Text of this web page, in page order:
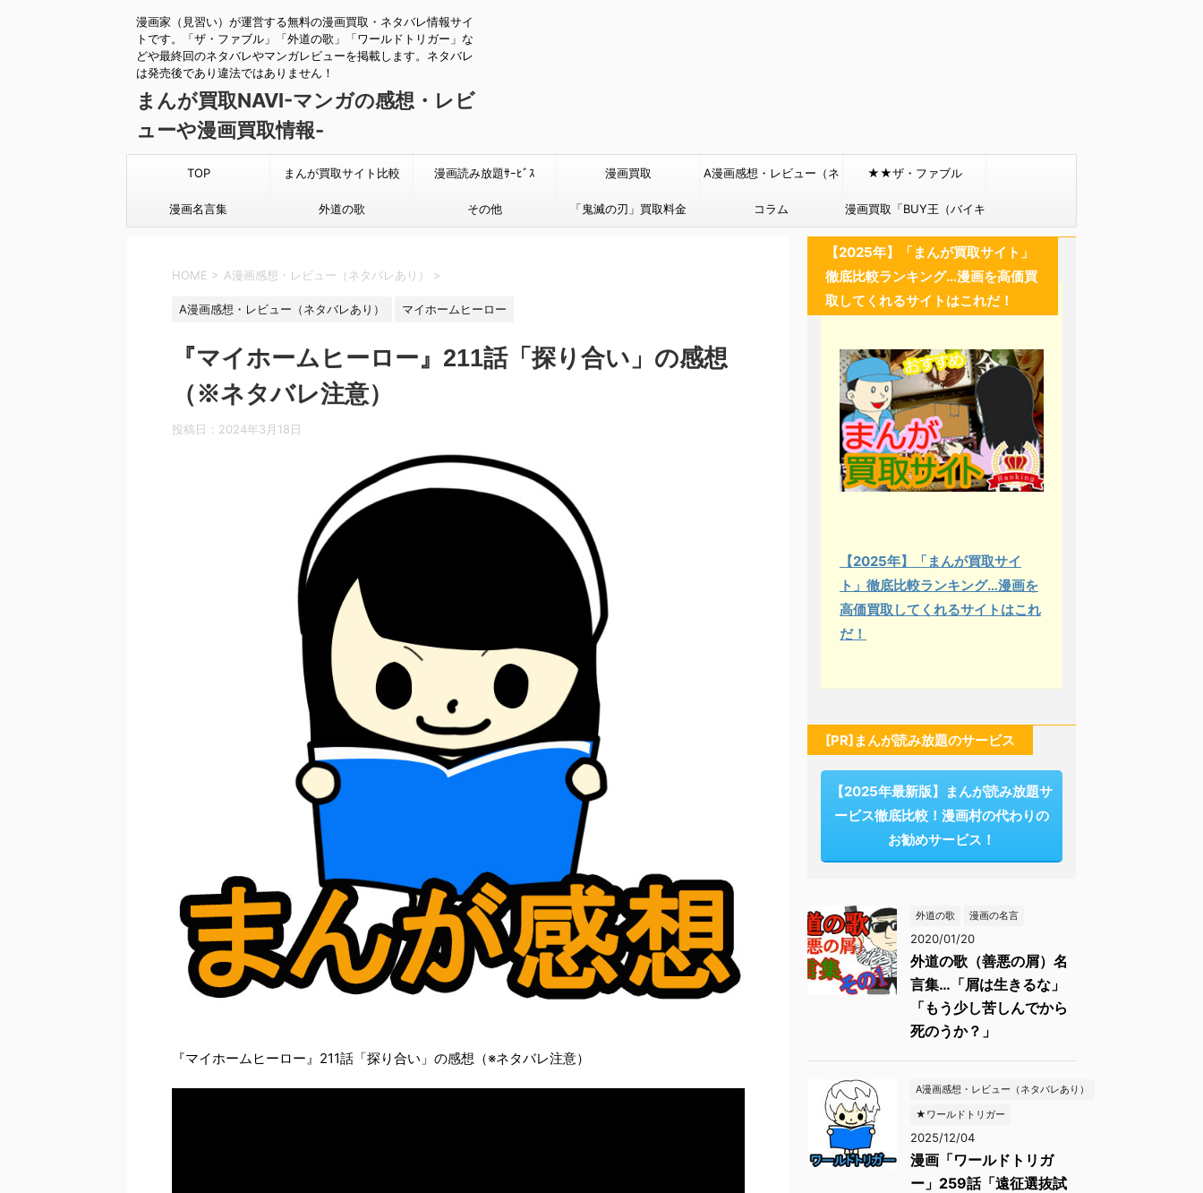
漫画家（見習い）が運営する無料の漫画買取・ネタバレ情報サイ
トです。「ザ・ファブル」「外道の歌」「ワールドトリガー」な
どや最終回のネタバレやマンガレビューを掲載します。ネタバレ
は発売後であり違法ではありません！
まんが買取NAVI-マンガの感想・レビ
ューや漫画買取情報-
TOP まんが買取サイト比較 漫画読み放題ｻｰﾋﾞｽ 漫画買取 A漫画感想・レビュー（ネ
タバレあり）
★★ザ・ファブル
漫画名言集 外道の歌 その他 「鬼滅の刃」買取料金 コラム 漫画買取「BUY王（バイキ
ング）」
HOME > A漫画感想・レビュー（ネタバレあり） >
A漫画感想・レビュー（ネタバレあり） マイホームヒーロー
『マイホームヒーロー』211話「探り合い」の感想
（※ネタバレ注意）
投稿日： 2024年3月18日
『マイホームヒーロー』211話「探り合い」の感想（※ネタバレ注意）
【2025年】「まんが買取サイト」
徹底比較ランキング…漫画を高価買
取してくれるサイトはこれだ！
【2025年】「まんが買取サイ
ト」徹底比較ランキング…漫画を
高価買取してくれるサイトはこれ
だ！
[PR]まんが読み放題のサービス
【2025年最新版】まんが読み放題サ
ービス徹底比較！漫画村の代わりの
お勧めサービス！
外道の歌 漫画の名言
2020/01/20
外道の歌（善悪の屑）名
言集…「屑は生きるな」
「もう少し苦しんでから
死のうか？」
A漫画感想・レビュー（ネタバレあり）
★ワールドトリガー
2025/12/04
漫画「ワールドトリガ
ー」259話「遠征選抜試